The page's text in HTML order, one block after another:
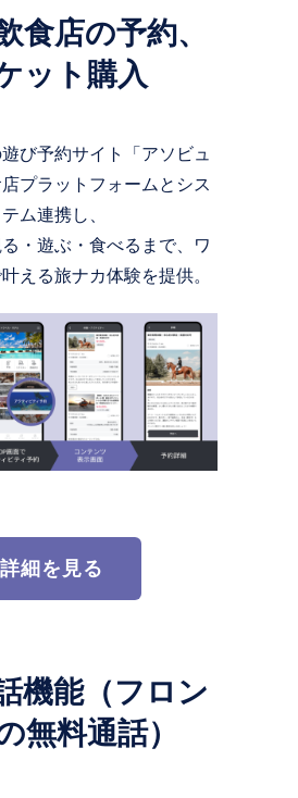
食店の予約、
ット購入
び予約サイト「アソビュ
プラットフォームとシス
テム連携し、
・遊ぶ・食べるまで、ワ
える旅ナカ体験を提供。
詳細を見る
機能（フロン
無料通話）